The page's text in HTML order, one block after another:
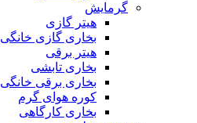
گرمایش
هیتر گازی
بخاری گازی خانگی
هیتر برقی
بخاری تابشی
بخاری برقی خانگی
کوره هوای گرم
بخاری کارگاهی